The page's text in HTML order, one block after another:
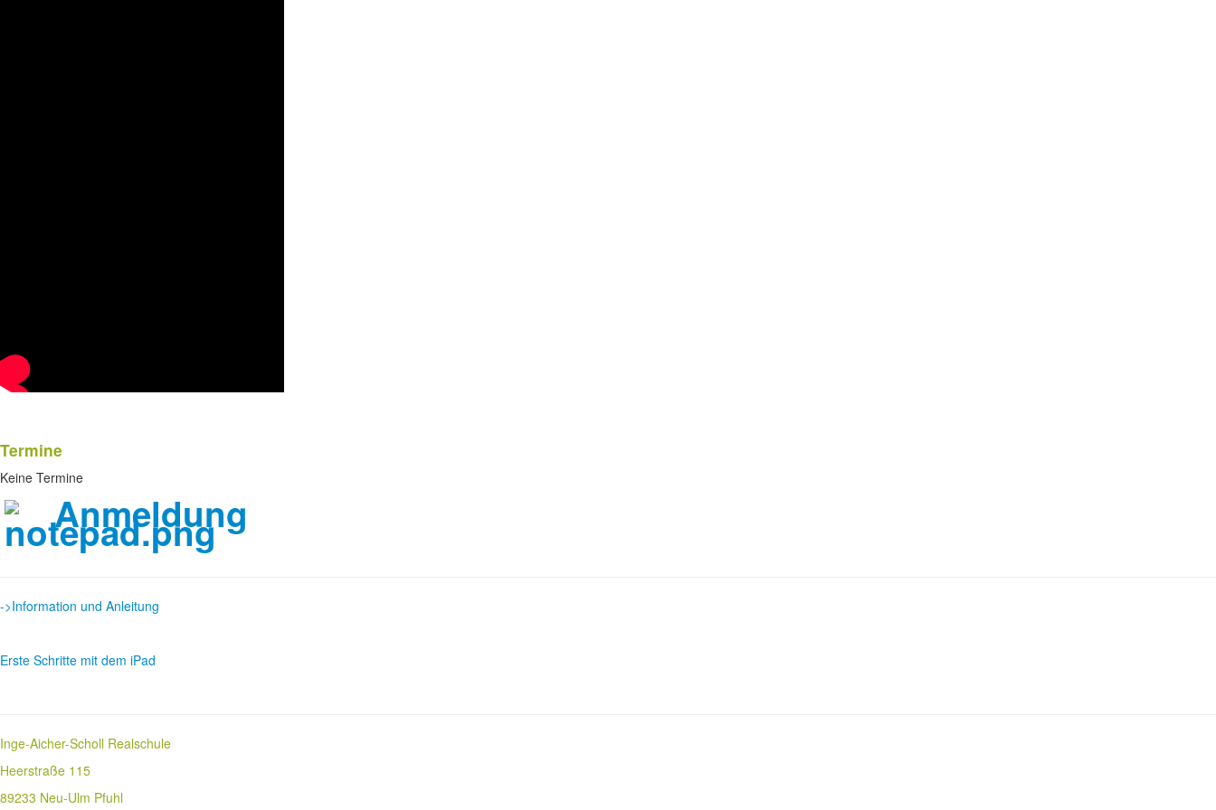
Termine
Keine Termine
Anmeldung
->Information und Anleitung
Erste Schritte mit dem iPad
Inge-Aicher-Scholl Realschule
Heerstraße 115
89233 Neu-Ulm Pfuhl